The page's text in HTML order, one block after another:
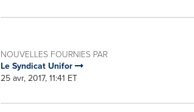
NOUVELLES FOURNIES PAR
Le Syndicat Unifor
25 avr, 2017, 11:41 ET